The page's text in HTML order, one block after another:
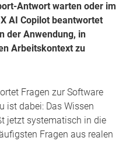
Antwort warten oder im
AI Copilot beantwortet
der Anwendung, in
Arbeitskontext zu
Fragen zur Software
ist dabei: Das Wissen
jetzt systematisch in die
Fragen aus realen